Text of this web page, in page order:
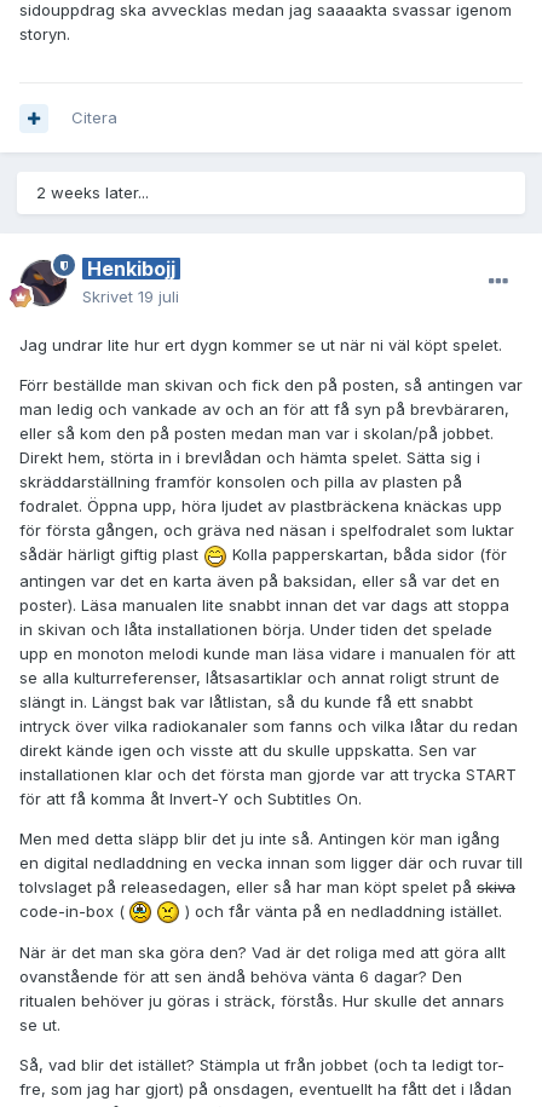
sidouppdrag ska avvecklas medan jag saaaakta svassar igenom
storyn.
Citera
2 weeks later...
Henkibojj
Skrivet 19 juli
Jag undrar lite hur ert dygn kommer se ut när ni väl köpt spelet.
Förr beställde man skivan och fick den på posten, så antingen var
man ledig och vankade av och an för att få syn på brevbäraren,
eller så kom den på posten medan man var i skolan/på jobbet.
Direkt hem, störta in i brevlådan och hämta spelet. Sätta sig i
skräddarställning framför konsolen och pilla av plasten på
fodralet. Öppna upp, höra ljudet av plastbräckena knäckas upp
för första gången, och gräva ned näsan i spelfodralet som luktar
sådär härligt giftig plast
Kolla papperskartan, båda sidor (för
antingen var det en karta även på baksidan, eller så var det en
poster). Läsa manualen lite snabbt innan det var dags att stoppa
in skivan och låta installationen börja. Under tiden det spelade
upp en monoton melodi kunde man läsa vidare i manualen för att
se alla kulturreferenser, låtsasartiklar och annat roligt strunt de
slängt in. Längst bak var låtlistan, så du kunde få ett snabbt
intryck över vilka radiokanaler som fanns och vilka låtar du redan
direkt kände igen och visste att du skulle uppskatta. Sen var
installationen klar och det första man gjorde var att trycka START
för att få komma åt Invert-Y och Subtitles On.
Men med detta släpp blir det ju inte så. Antingen kör man igång
en digital nedladdning en vecka innan som ligger där och ruvar till
tolvslaget på releasedagen, eller så har man köpt spelet på skiva
code-in-box (
) och får vänta på en nedladdning istället.
När är det man ska göra den? Vad är det roliga med att göra allt
ovanstående för att sen ändå behöva vänta 6 dagar? Den
ritualen behöver ju göras i sträck, förstås. Hur skulle det annars
se ut.
Så, vad blir det istället? Stämpla ut från jobbet (och ta ledigt tor-
fre, som jag har gjort) på onsdagen, eventuellt ha fått det i lådan